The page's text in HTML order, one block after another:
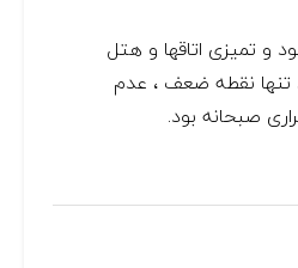
و تمیزی اتاقها و هتل
تنها نقطه ضعف ، عدم
صبحانه بود.